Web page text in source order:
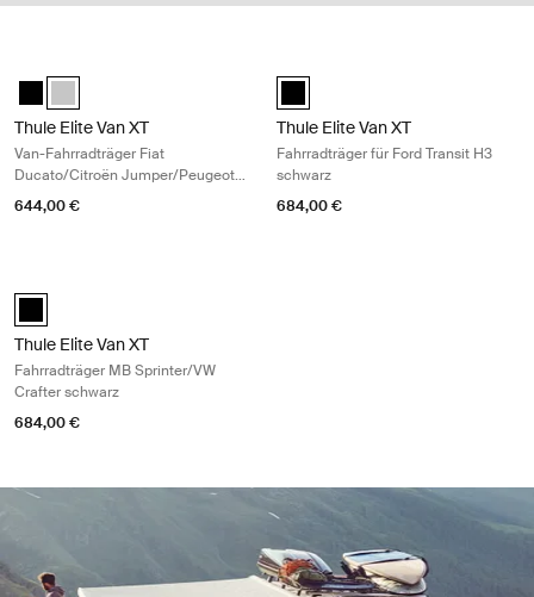
Thule Elite Van XT bike rack for vans Fiat Ducato, Citroën Jumper,
Thule Elite Van XT Fiat Ducato, Citroën Jumper, Peugeot
Thule Elite Van XT
Van-Fahrradträger Fiat
Ducato/Citroën Jumper/Peugeot
Boxer/Ram Pro Master eloxiert
grau
644,00 €
Thule Elite Van XT Ford Transit
Thule Elite Van XT
Fahrradträger für Ford Transit H3
schwarz
684,00 €
Thule Elite Van XT MB Sprinter, VW Crafter Schwarz (selected)
Thule Elite Van XT
Fahrradträger MB Sprinter/VW
Crafter schwarz
684,00 €